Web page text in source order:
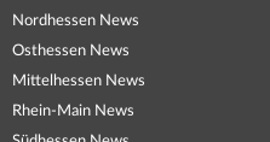
Nordhessen News
Osthessen News
Mittelhessen News
Rhein-Main News